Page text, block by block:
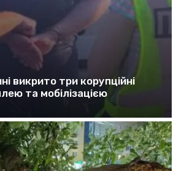
викрито три корупційні
та мобілізацією